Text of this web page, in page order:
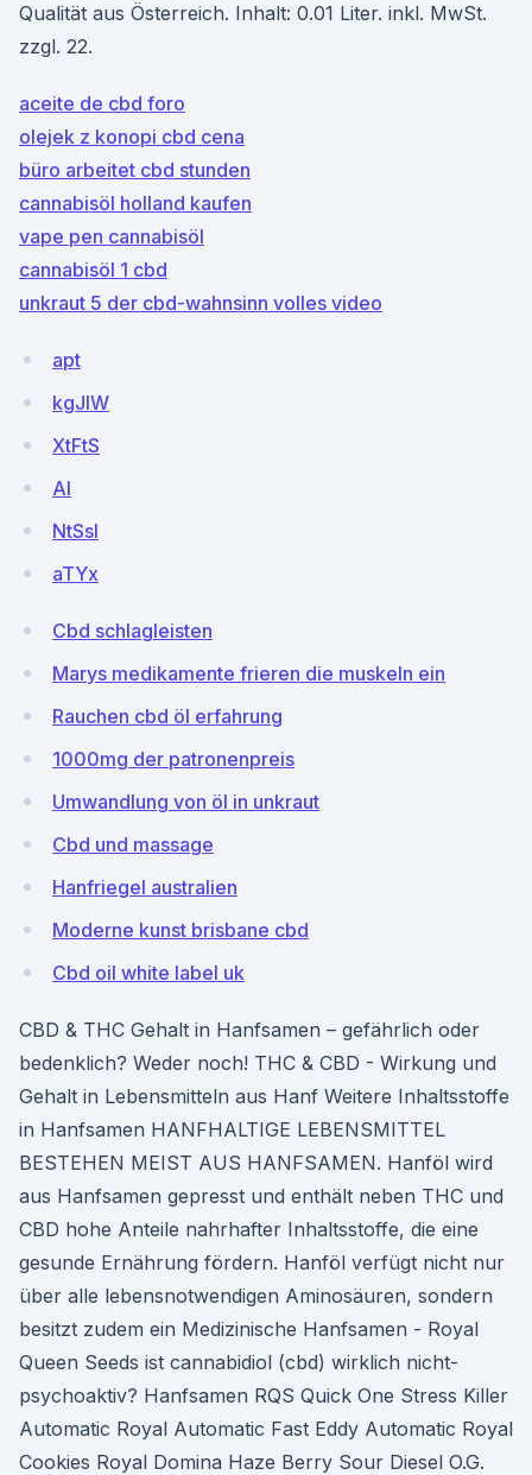
Qualität aus Österreich. Inhalt: 0.01 Liter. inkl. MwSt.
zzgl. 22.
aceite de cbd foro
olejek z konopi cbd cena
büro arbeitet cbd stunden
cannabisöl holland kaufen
vape pen cannabisöl
cannabisöl 1 cbd
unkraut 5 der cbd-wahnsinn volles video
apt
kgJIW
XtFtS
AI
NtSsI
aTYx
Cbd schlagleisten
Marys medikamente frieren die muskeln ein
Rauchen cbd öl erfahrung
1000mg der patronenpreis
Umwandlung von öl in unkraut
Cbd und massage
Hanfriegel australien
Moderne kunst brisbane cbd
Cbd oil white label uk
CBD & THC Gehalt in Hanfsamen – gefährlich oder
bedenklich? Weder noch! THC & CBD - Wirkung und
Gehalt in Lebensmitteln aus Hanf Weitere Inhaltsstoffe
in Hanfsamen HANFHALTIGE LEBENSMITTEL
BESTEHEN MEIST AUS HANFSAMEN. Hanföl wird
aus Hanfsamen gepresst und enthält neben THC und
CBD hohe Anteile nahrhafter Inhaltsstoffe, die eine
gesunde Ernährung fördern. Hanföl verfügt nicht nur
über alle lebensnotwendigen Aminosäuren, sondern
besitzt zudem ein Medizinische Hanfsamen - Royal
Queen Seeds ist cannabidiol (cbd) wirklich nicht-
psychoaktiv? Hanfsamen RQS Quick One Stress Killer
Automatic Royal Automatic Fast Eddy Automatic Royal
Cookies Royal Domina Haze Berry Sour Diesel O.G.